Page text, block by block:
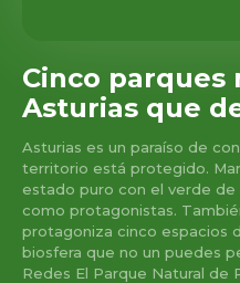
Cinco parques
Asturias que
Asturias es un paraíso de
territorio está protegido.
estado puro con el verde de
como protagonistas.
protagoniza cinco espacios
biosfera que no un puedes
Redes El Parque Natural de